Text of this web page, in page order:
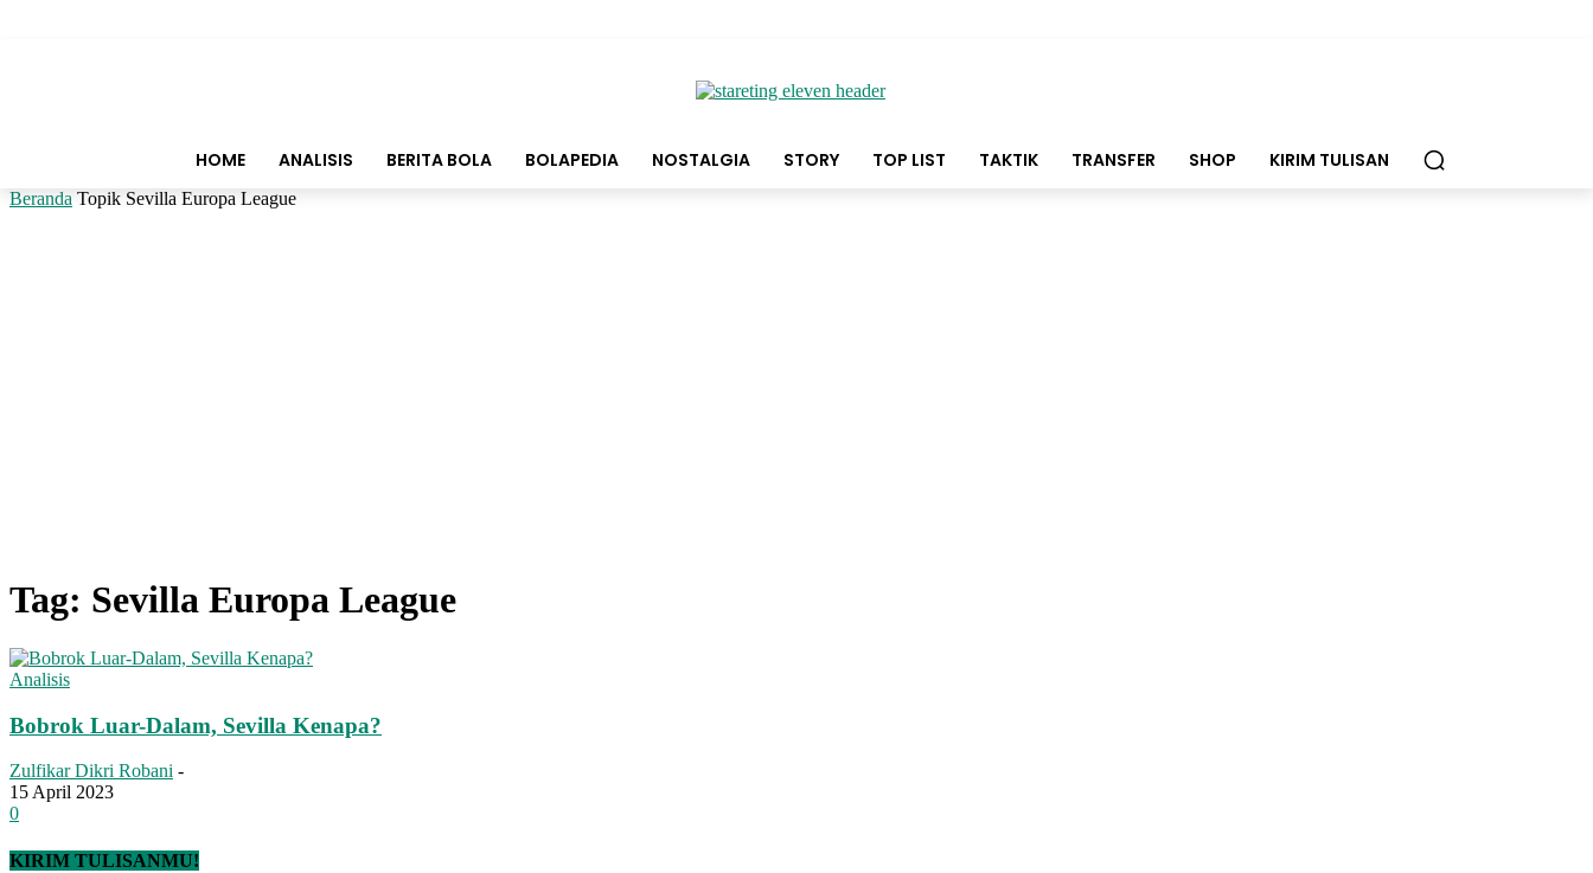
HOME ANALISIS BERITA BOLA BOLAPEDIA NOSTALGIA STORY TOP LIST TAKTIK TRANSFER SHOP KIRIM TULISAN
Beranda Topik Sevilla Europa League
Tag: Sevilla Europa League
Analisis
Bobrok Luar-Dalam, Sevilla Kenapa?
Zulfikar Dikri Robani -
15 April 2023
0
KIRIM TULISANMU!